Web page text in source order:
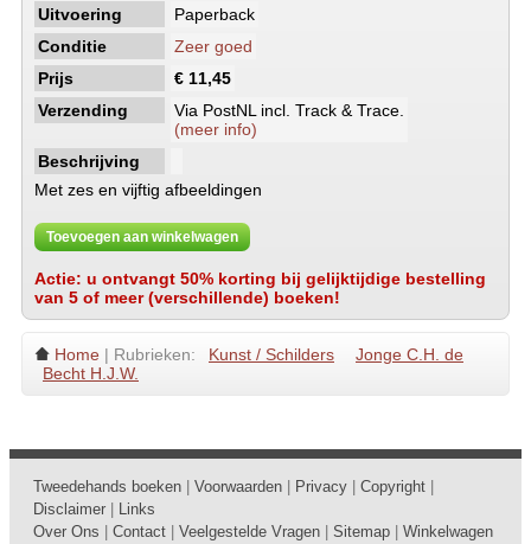
Uitvoering
Paperback
Conditie
Zeer goed
Prijs
€ 11,45
Verzending
Via PostNL incl. Track & Trace.
(meer info)
Beschrijving
Met zes en vijftig afbeeldingen
Toevoegen aan winkelwagen
Actie: u ontvangt 50% korting bij gelijktijdige bestelling
van 5 of meer (verschillende) boeken!
Home | Rubrieken: Kunst / Schilders
Jonge C.H. de
Becht H.J.W.
Tweedehands boeken Voorwaarden Privacy Copyright
Disclaimer
Links
Over Ons
Contact Veelgestelde Vragen Sitemap Winkelwagen